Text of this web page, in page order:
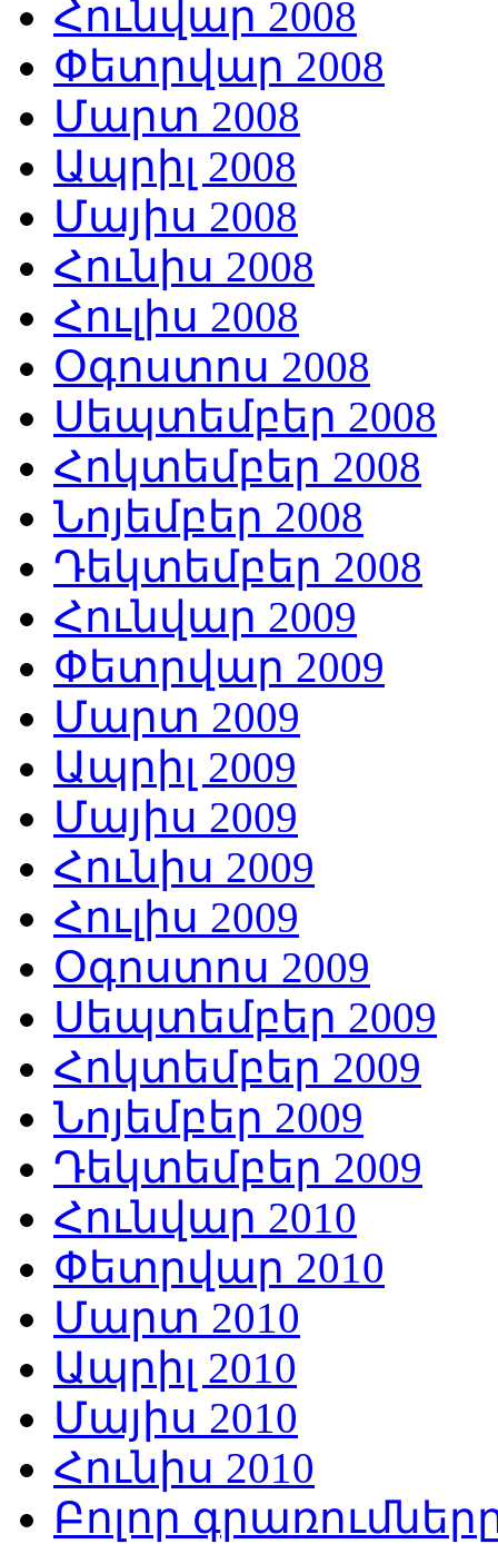
Հունվար 2008
Փետրվար 2008
Մարտ 2008
Ապրիլ 2008
Մայիս 2008
Հունիս 2008
Հուլիս 2008
Օգոստոս 2008
Սեպտեմբեր 2008
Հոկտեմբեր 2008
Նոյեմբեր 2008
Դեկտեմբեր 2008
Հունվար 2009
Փետրվար 2009
Մարտ 2009
Ապրիլ 2009
Մայիս 2009
Հունիս 2009
Հուլիս 2009
Օգոստոս 2009
Սեպտեմբեր 2009
Հոկտեմբեր 2009
Նոյեմբեր 2009
Դեկտեմբեր 2009
Հունվար 2010
Փետրվար 2010
Մարտ 2010
Ապրիլ 2010
Մայիս 2010
Հունիս 2010
Բոլոր